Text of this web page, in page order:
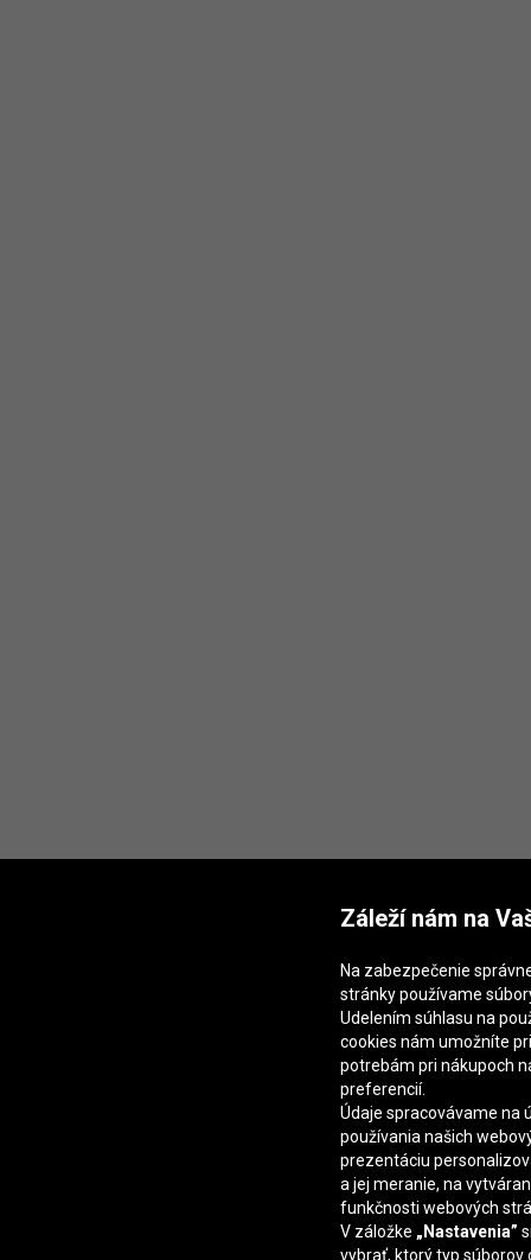
Záleží nám na
Na zabezpečenie
stránky používame
Udelením súhlasu na
cookies nám umožníte
potrebám pri nákupoch
preferencií.
Údaje spracovávame na
používania našich
prezentáciu
a jej meranie, na
funkčnosti webových
V záložke „Nastavenia”
vybrať, ktorý typ súborov